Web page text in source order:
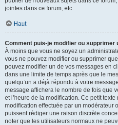
jointes dans ce forum, etc.
Haut
Comment puis-je modifier ou supprimer
À moins que vous ne soyez un
vous ne pouvez modifier ou supprimer
pouvez modifier un de vos messages en
dans une limite de temps après que le
quelqu’un a déjà répondu à votre
message affichera le nombre de fois que
et l’heure de la modification. Ce petit texte
modification effectuée par un modérateur
puissent rédiger une raison discrète
noter que les utilisateurs normaux ne